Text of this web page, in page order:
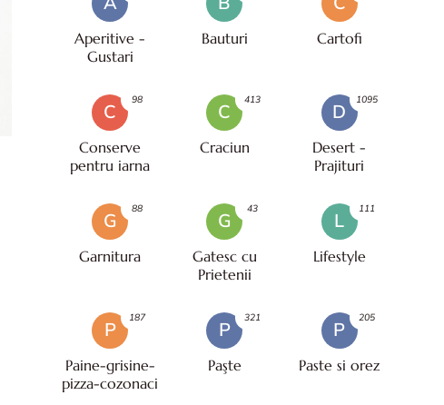
Aperitive -
Gustari
Bauturi Cartofi
C
Conserve
pentru iarna
98
C
Craciun
413
D
Desert -
Prajituri
1095
G
Garnitura
88
G
Gatesc cu
Prietenii
43
L
Lifestyle
111
P
Paine-grisine-
pizza-cozonaci
187
P
Paşte
321
P
Paste si orez
205